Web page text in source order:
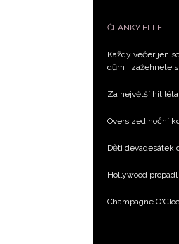
ČLÁNKY ELLE
Každý večer jen
dům i zažehnete
Za největší hit
Oversized noční
Děti devadesátek
Hollywood
Champagne